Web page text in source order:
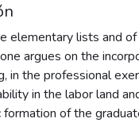
elementary lists and
argues on the
in the professional
in the labor land
formation of the